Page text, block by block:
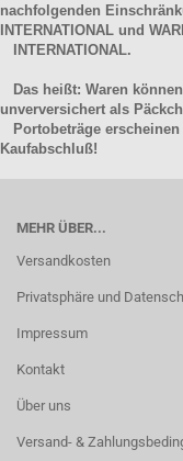
nachfolgenden
INTERNATIONAL und
INTERNATIONAL.
Das heißt: Waren
unverversichert als
Portobeträge
Kaufabschluß!
MEHR ÜBER...
Versandkosten
Privatsphäre und
Impressum
Kontakt
Über uns
Versand- &